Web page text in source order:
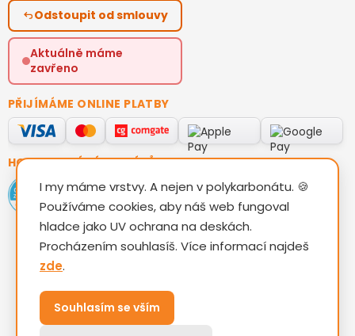
Odstoupit od smlouvy
Aktuálně máme
zavřeno
PŘIJÍMÁME ONLINE PLATBY
HODNOCENÍ ZÁKAZNÍKŮ
Vytvořil Shoptet
I my máme vrstvy. A nejen v polykarbonátu. 🍪
Používáme cookies, aby náš web fungoval
hladce jako UV ochrana na deskách.
Procházením souhlasíš. Více informací najdeš
zde.
Souhlasím se vším